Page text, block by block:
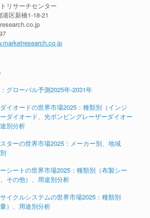
リサーチセンター
区新橋1-18-21
グローバル予測2025年-2031年
イオードの世界市場2025：種類別（インジ
ダイオード、光ポンピングレーザーダイオー
別分析
ターの世界市場2025：メーカー別、地域
シートの世界市場2025：種類別（布製シー
その他）、用途別分析
イクルシステムの世界市場2025：種類別
）、用途別分析